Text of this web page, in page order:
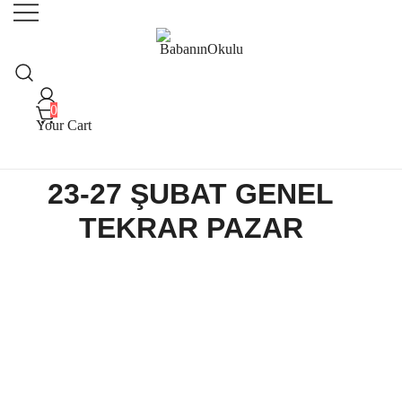
BabanınOkulu
Babanınokulu
0
Your Cart
23-27 ŞUBAT GENEL
TEKRAR PAZAR